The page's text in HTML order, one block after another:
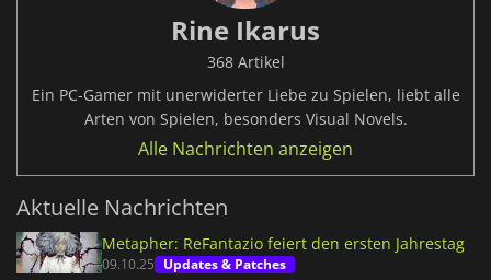
Rine Ikarus
368 Artikel
Ein PC-Gamer mit unerwiderter Liebe zu Spielen, liebt alle
Arten von Spielen, besonders Visual Novels.
Alle Nachrichten anzeigen
Aktuelle Nachrichten
Metapher: ReFantazio feiert den ersten Jahrestag
09.10.25 Updates & Patches